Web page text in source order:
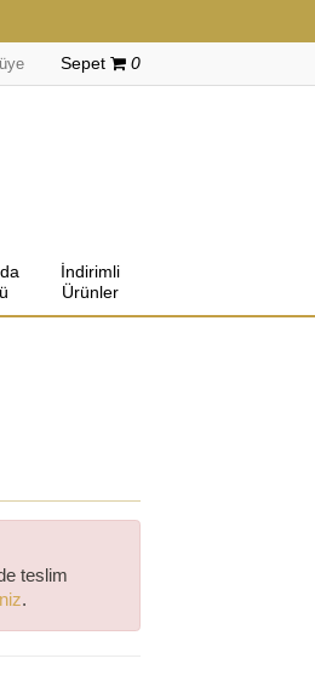
Sepet 0
İndirimli
Ürünler
teslim
.